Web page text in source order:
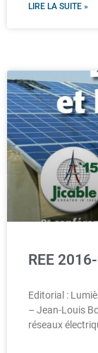
LIRE LA SUITE »
REE
Editorial :
– Jean-Louis
réseaux